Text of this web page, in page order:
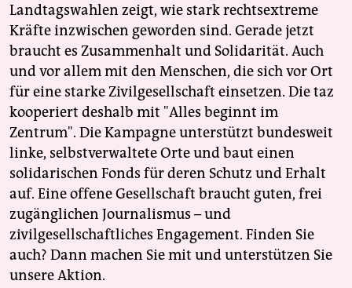
Landtagswahlen zeigt, wie stark rechtsextreme
Kräfte inzwischen geworden sind. Gerade jetzt
braucht es Zusammenhalt und Solidarität. Auch
und vor allem mit den Menschen, die sich vor Ort
für eine starke Zivilgesellschaft einsetzen. Die taz
kooperiert deshalb mit "Alles beginnt im
Zentrum". Die Kampagne unterstützt bundesweit
linke, selbstverwaltete Orte und baut einen
solidarischen Fonds für deren Schutz und Erhalt
auf. Eine offene Gesellschaft braucht guten, frei
zugänglichen Journalismus – und
zivilgesellschaftliches Engagement. Finden Sie
auch? Dann machen Sie mit und unterstützen Sie
unsere Aktion.